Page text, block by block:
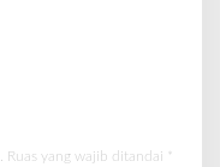
Ruas yang wajib ditandai *